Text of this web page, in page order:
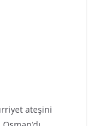
ateşini